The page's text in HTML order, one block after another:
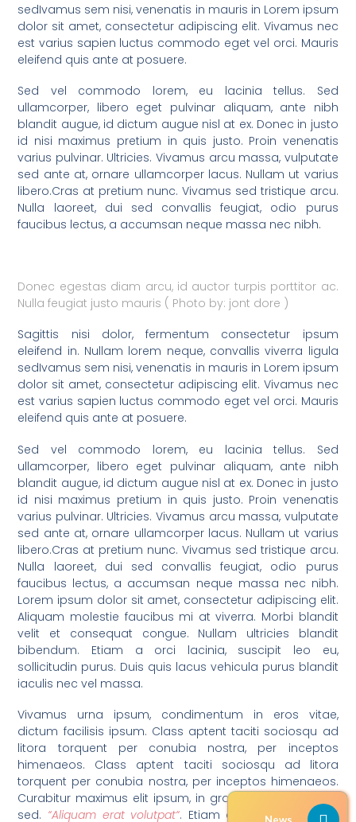
sedIvamus sem nisi, venenatis in mauris in Lorem ipsum
dolor sit amet, consectetur adipiscing elit. Vivamus nec
est varius sapien luctus commodo eget vel orci. Mauris
eleifend quis ante at posuere.
Sed vel commodo lorem, eu lacinia tellus. Sed
ullamcorper, libero eget pulvinar aliquam, ante nibh
blandit augue, id dictum augue nisl at ex. Donec in justo
id nisi maximus pretium in quis justo. Proin venenatis
varius pulvinar. Ultricies. Vivamus arcu massa, vulputate
sed ante at, ornare ullamcorper lacus. Nullam ut varius
libero.Cras at pretium nunc. Vivamus sed tristique arcu.
Nulla laoreet, dui sed convallis feugiat, odio purus
faucibus lectus, a accumsan neque massa nec nibh.
Donec egestas diam arcu, id auctor turpis porttitor ac.
Nulla feugiat justo mauris ( Photo by: jont dore )
Sagittis nisi dolor, fermentum consectetur ipsum
eleifend in. Nullam lorem neque, convallis viverra ligula
sedIvamus sem nisi, venenatis in mauris in Lorem ipsum
dolor sit amet, consectetur adipiscing elit. Vivamus nec
est varius sapien luctus commodo eget vel orci. Mauris
eleifend quis ante at posuere.
Sed vel commodo lorem, eu lacinia tellus. Sed
ullamcorper, libero eget pulvinar aliquam, ante nibh
blandit augue, id dictum augue nisl at ex. Donec in justo
id nisi maximus pretium in quis justo. Proin venenatis
varius pulvinar. Ultricies. Vivamus arcu massa, vulputate
sed ante at, ornare ullamcorper lacus. Nullam ut varius
libero.Cras at pretium nunc. Vivamus sed tristique arcu.
Nulla laoreet, dui sed convallis feugiat, odio purus
faucibus lectus, a accumsan neque massa nec nibh.
Lorem ipsum dolor sit amet, consectetur adipiscing elit.
Aliquam molestie faucibus mi at viverra. Morbi blandit
velit et consequat congue. Nullam ultricies blandit
bibendum. Etiam a orci lacinia, suscipit leo eu,
sollicitudin purus. Duis quis lacus vehicula purus blandit
iaculis nec vel massa.
Vivamus urna ipsum, condimentum in eros vitae,
dictum facilisis ipsum. Class aptent taciti sociosqu ad
litora torquent per conubia nostra, per inceptos
himenaeos. Class aptent taciti sociosqu ad litora
torquent per conubia nostra, per inceptos himenaeos.
Curabitur maximus elit ipsum, in gravida sapien iaculis
sed. “Aliquam erat volutpat“. Etiam congue, purus nec